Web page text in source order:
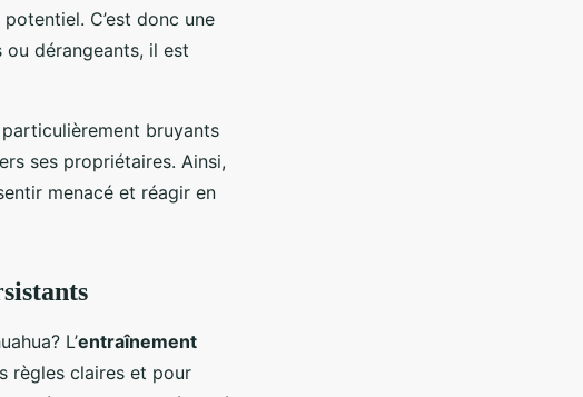
C’est donc une
ou dérangeants, il est
bruyants
ses propriétaires. Ainsi,
menacé et réagir en
L’entraînement
règles claires et pour